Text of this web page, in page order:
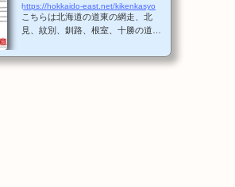
箇所、スピード出しすぎ
注意！
https://hokkaido-east.net/kikenkasyo
こちらは北海道の道東の網走、北
見、紋別、釧路、根室、十勝の道路
多発箇所、冬場に危険な道路、オー